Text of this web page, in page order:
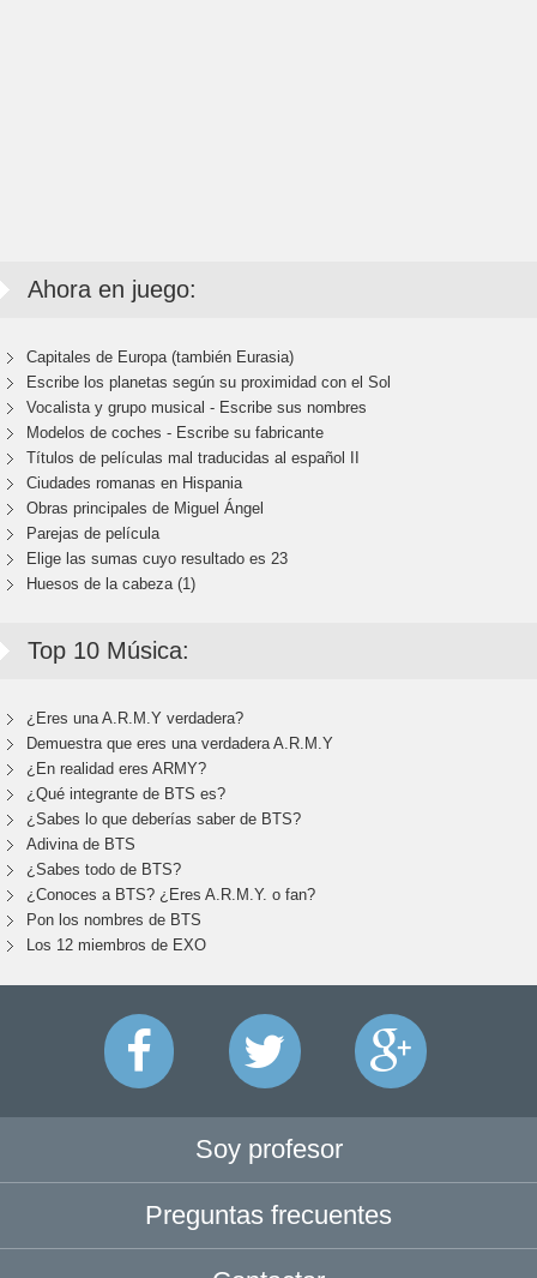
Ahora en juego:
Capitales de Europa (también Eurasia)
Escribe los planetas según su proximidad con el Sol
Vocalista y grupo musical - Escribe sus nombres
Modelos de coches - Escribe su fabricante
Títulos de películas mal traducidas al español II
Ciudades romanas en Hispania
Obras principales de Miguel Ángel
Parejas de película
Elige las sumas cuyo resultado es 23
Huesos de la cabeza (1)
Top 10 Música:
¿Eres una A.R.M.Y verdadera?
Demuestra que eres una verdadera A.R.M.Y
¿En realidad eres ARMY?
¿Qué integrante de BTS es?
¿Sabes lo que deberías saber de BTS?
Adivina de BTS
¿Sabes todo de BTS?
¿Conoces a BTS? ¿Eres A.R.M.Y. o fan?
Pon los nombres de BTS
Los 12 miembros de EXO
Soy profesor
Preguntas frecuentes